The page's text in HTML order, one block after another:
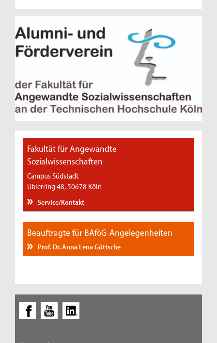
Fakultät für Angewandte
Sozialwissenschaften
Campus Südstadt
Ubierring 48, 50678 Köln
Service/Kontakt
Beauftragte für BAföG-Angelegenheiten
Prof. Dr. Anna Lena Göttsche